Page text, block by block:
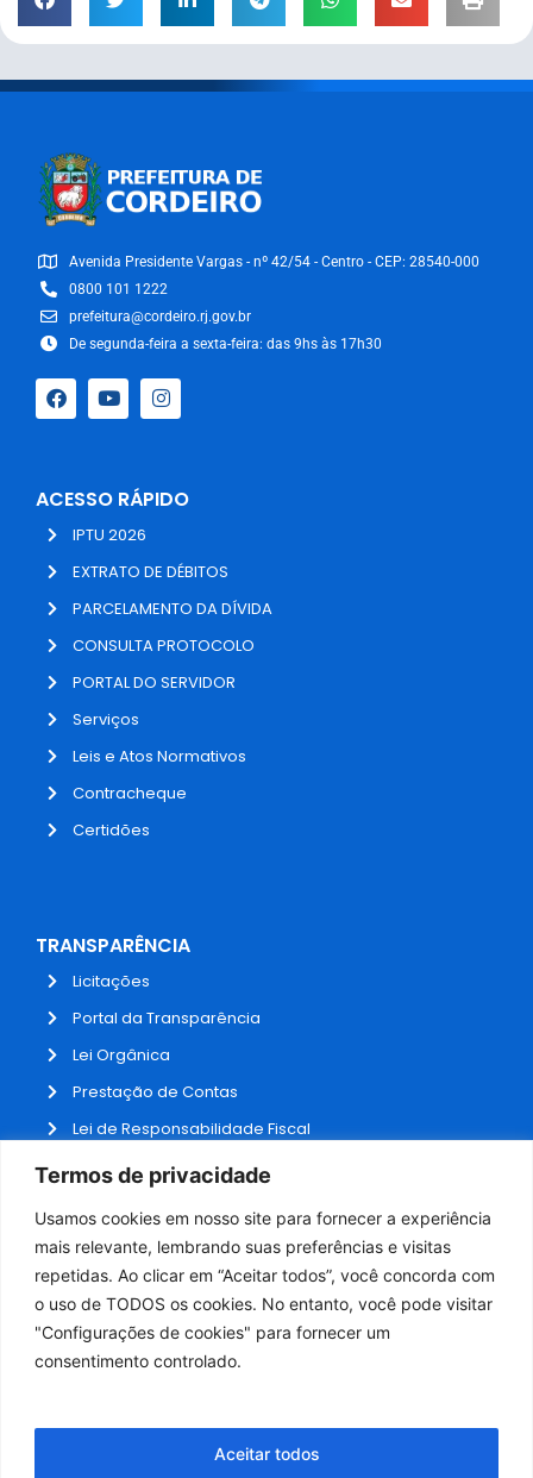
Termos de privacidade
Usamos cookies em nosso site para fornecer a experiência
mais relevante, lembrando suas preferências e visitas
repetidas. Ao clicar em “Aceitar todos”, você concorda com
o uso de TODOS os cookies. No entanto, você pode visitar
"Configurações de cookies" para fornecer um
consentimento controlado.
Aceitar todos
Avenida Presidente Vargas - nº 42/54 - Centro - CEP: 28540-000
0800 101 1222
prefeitura@cordeiro.rj.gov.br
De segunda-feira a sexta-feira: das 9hs às 17h30
ACESSO RÁPIDO
IPTU 2026
EXTRATO DE DÉBITOS
PARCELAMENTO DA DÍVIDA
CONSULTA PROTOCOLO
PORTAL DO SERVIDOR
Serviços
Leis e Atos Normativos
Contracheque
Certidões
TRANSPARÊNCIA
Licitações
Portal da Transparência
Lei Orgânica
Prestação de Contas
Lei de Responsabilidade Fiscal
Receitas e Despesas
Fale Conosco
ADMINISTRAÇÃO
Webmail